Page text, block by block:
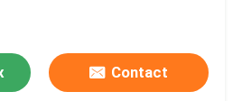
Contact